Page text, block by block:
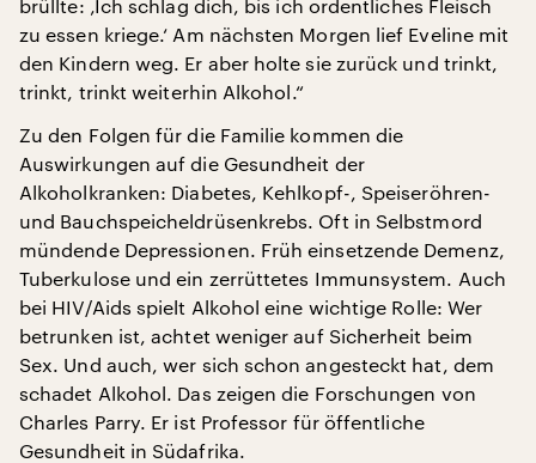
brüllte: ‚Ich schlag dich, bis ich ordentliches Fleisch
zu essen kriege.‘ Am nächsten Morgen lief Eveline mit
den Kindern weg. Er aber holte sie zurück und trinkt,
trinkt, trinkt weiterhin Alkohol.“
Zu den Folgen für die Familie kommen die
Auswirkungen auf die Gesundheit der
Alkoholkranken: Diabetes, Kehlkopf-, Speiseröhren-
und Bauchspeicheldrüsenkrebs. Oft in Selbstmord
mündende Depressionen. Früh einsetzende Demenz,
Tuberkulose und ein zerrüttetes Immunsystem. Auch
bei HIV/Aids spielt Alkohol eine wichtige Rolle: Wer
betrunken ist, achtet weniger auf Sicherheit beim
Sex. Und auch, wer sich schon angesteckt hat, dem
schadet Alkohol. Das zeigen die Forschungen von
Charles Parry. Er ist Professor für öffentliche
Gesundheit in Südafrika.